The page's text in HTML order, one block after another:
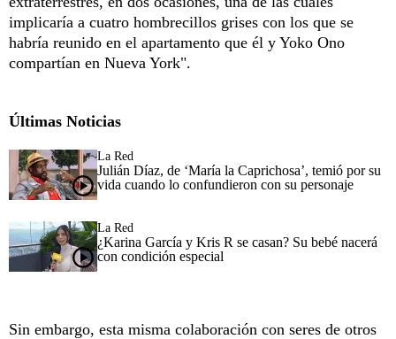
implicaría a cuatro hombrecillos grises con los que se
habría reunido en el apartamento que él y Yoko Ono
compartían en Nueva York".
Últimas Noticias
La Red
Julián Díaz, de ‘María la Caprichosa’, temió por su
vida cuando lo confundieron con su personaje
La Red
¿Karina García y Kris R se casan? Su bebé nacerá
con condición especial
Sin embargo, esta misma colaboración con seres de otros